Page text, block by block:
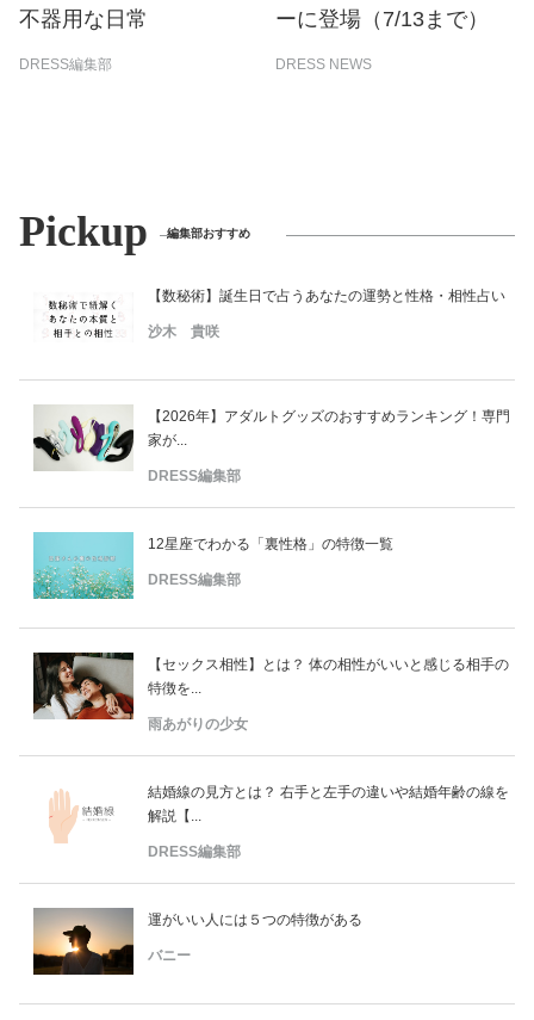
不器用な日常
DRESS編集部
ーに登場（7/13まで）
DRESS NEWS
Pickup 編集部おすすめ
【数秘術】誕生日で占うあなたの運勢と性格・相性占い
沙木 貴咲
【2026年】アダルトグッズのおすすめランキング！専門
家が...
DRESS編集部
12星座でわかる「裏性格」の特徴一覧
DRESS編集部
【セックス相性】とは？ 体の相性がいいと感じる相手の
特徴を...
雨あがりの少女
結婚線の見方とは？ 右手と左手の違いや結婚年齢の線を
解説【...
DRESS編集部
運がいい人には５つの特徴がある
バニー